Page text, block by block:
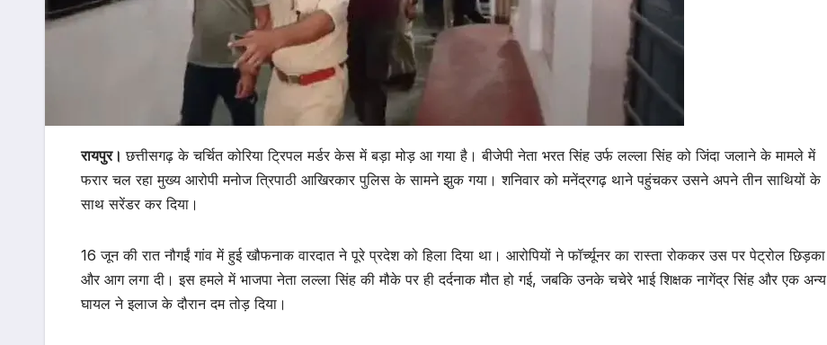
रायपुर।छत्तीसगढ़ के चर्चित कोरिया ट्रिपल मर्डर केस में बड़ा मोड़ आ गया है। बीजेपी नेता भरत सिंह उर्फ लल्ला सिंह को जिंदा जलाने के मामले में
फरार चल रहा मुख्य आरोपी मनोज त्रिपाठी आखिरकार पुलिस के सामने झुक गया। शनिवार को मनेंद्रगढ़ थाने पहुंचकर उसने अपने तीन साथियों के
साथ सरेंडर कर दिया।
16 जून की रात नौगईं गांव में हुई खौफनाक वारदात ने पूरे प्रदेश को हिला दिया था। आरोपियों ने फॉर्च्यूनर का रास्ता रोककर उस पर पेट्रोल छिड़का
और आग लगा दी। इस हमले में भाजपा नेता लल्ला सिंह की मौके पर ही दर्दनाक मौत हो गई, जबकि उनके चचेरे भाई शिक्षक नागेंद्र सिंह और एक अन्य
घायल ने इलाज के दौरान दम तोड़ दिया।